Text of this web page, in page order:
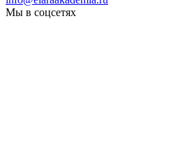
Мы в соцсетях